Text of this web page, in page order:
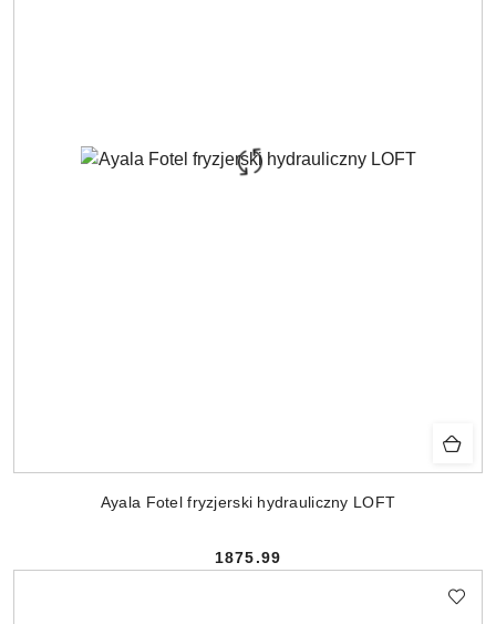
Ayala Fotel fryzjerski hydrauliczny LOFT
Cena:
1875.99